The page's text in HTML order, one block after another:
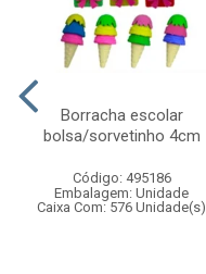
Borracha escolar
bolsa/sorvetinho 4cm
Código: 495186
Embalagem: Unidade
Caixa Com: 576 Unidade(s)